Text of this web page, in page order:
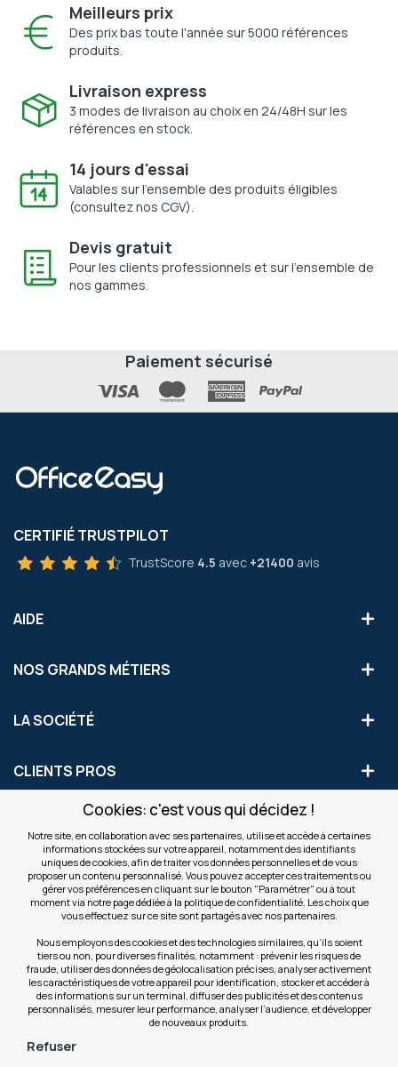
Cookies: c'est vous qui décidez !
Notre site, en collaboration avec ses partenaires, utilise et accède à certaines
informations stockées sur votre appareil, notamment des identifiants
uniques de cookies, afin de traiter vos données personnelles et de vous
proposer un contenu personnalisé. Vous pouvez accepter ces traitements ou
gérer vos préférences en cliquant sur le bouton "Paramétrer" ou à tout
moment via notre page dédiée à la politique de confidentialité. Les choix que
vous effectuez sur ce site sont partagés avec nos partenaires.
Nous employons des cookies et des technologies similaires, qu’ils soient
tiers ou non, pour diverses finalités, notamment : prévenir les risques de
fraude, utiliser des données de géolocalisation précises, analyser activement
les caractéristiques de votre appareil pour identification, stocker et accéder à
des informations sur un terminal, diffuser des publicités et des contenus
personnalisés, mesurer leur performance, analyser l’audience, et développer
de nouveaux produits.
Refuser
Meilleurs prix
Des prix bas toute l'année sur 5000 références
produits.
Livraison express
3 modes de livraison au choix en 24/48H sur les
références en stock.
14 jours d'essai
Valables sur l'ensemble des produits éligibles
(consultez nos CGV).
Devis gratuit
Pour les clients professionnels et sur l'ensemble de
nos gammes.
Paiement sécurisé
CERTIFIÉ TRUSTPILOT
TrustScore 4.5 avec +21400 avis
AIDE
NOS GRANDS MÉTIERS
LA SOCIÉTÉ
CLIENTS PROS
S'INSCRIRE AUX OFFRES COMMERCIALES
Inscription
notre
newsletter
Valider
NOS SITES